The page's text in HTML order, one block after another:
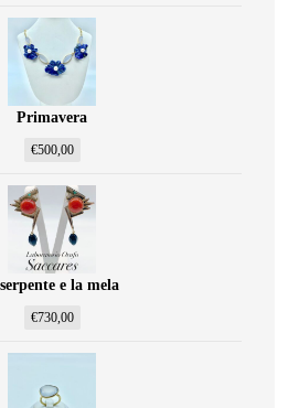
Primavera
€500,00
e la mela
€730,00